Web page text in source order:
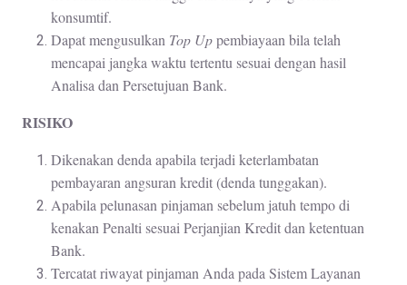
konsumtif.
Dapat mengusulkan Top Uppembiayaan bila telah
mencapai jangka waktu tertentu sesuai dengan hasil
Analisa dan Persetujuan Bank.
RISIKO
Dikenakan denda apabila terjadi keterlambatan
pembayaran angsuran kredit (denda tunggakan).
Apabila pelunasan pinjaman sebelum jatuh tempo di
kenakan Penalti sesuai Perjanjian Kredit dan ketentuan
Bank.
Tercatat riwayat pinjaman Anda pada Sistem Layanan